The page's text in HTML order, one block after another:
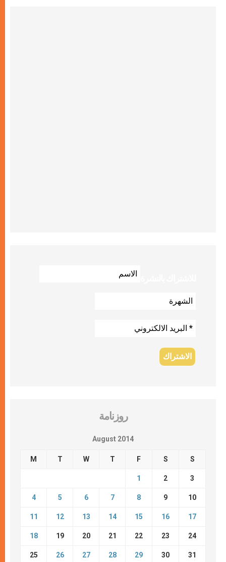
روزنامة
August 2014
M T W T F S S
1 2 3
4 5 6 7 8 9 10
11 12 13 14 15 16 17
18 19 20 21 22 23 24
25 26 27 28 29 30 31